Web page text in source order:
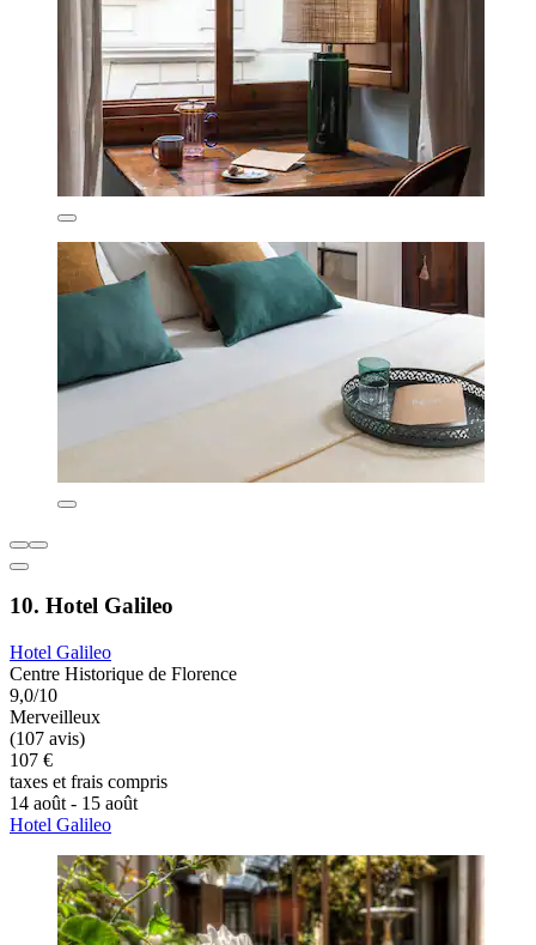
10. Hotel Galileo
Hotel Galileo
Centre Historique de Florence
9,0/10
Merveilleux
(107 avis)
107 €
taxes et frais compris
14 août - 15 août
Hotel Galileo